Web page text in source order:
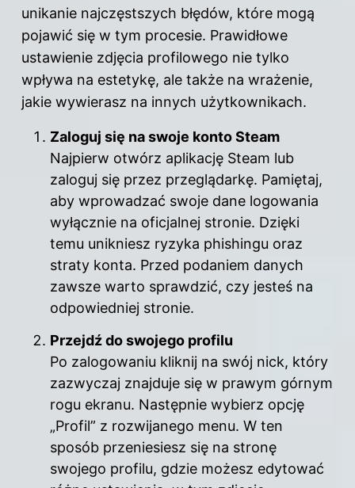
unikanie najczęstszych błędów, które mogą
pojawić się w tym procesie. Prawidłowe
ustawienie zdjęcia profilowego nie tylko
wpływa na estetykę, ale także na wrażenie,
jakie wywierasz na innych użytkownikach.
Zaloguj się na swoje konto Steam
Najpierw otwórz aplikację Steam lub
zaloguj się przez przeglądarkę. Pamiętaj,
aby wprowadzać swoje dane logowania
wyłącznie na oficjalnej stronie. Dzięki
temu unikniesz ryzyka phishingu oraz
straty konta. Przed podaniem danych
zawsze warto sprawdzić, czy jesteś na
odpowiedniej stronie.
Przejdź do swojego profilu
Po zalogowaniu kliknij na swój nick, który
zazwyczaj znajduje się w prawym górnym
rogu ekranu. Następnie wybierz opcję
„Profil” z rozwijanego menu. W ten
sposób przeniesiesz się na stronę
swojego profilu, gdzie możesz edytować